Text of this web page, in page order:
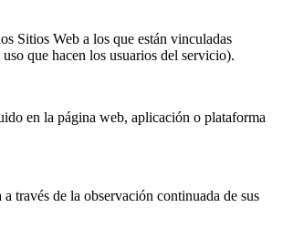
Sitios Web a los que están vinculadas
que hacen los usuarios del servicio).
en la página web, aplicación o plataforma
través de la observación continuada de sus